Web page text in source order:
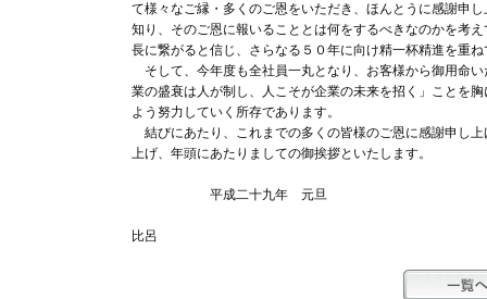
て様々なご縁・多くのご恩をいただき、ほんとうに感謝申
知り、そのご恩に報いることとは何をするべきなのかを考
長に繋がると信じ、さらなる５０年に向け精一杯精進を重
そして、今年度も全社員一丸となり、お客様から御用命
業の盛衰は人が制し、人こそが企業の未来を招く」ことを
よう努力していく所存であります。
結びにあたり、これまでの多くの皆様のご恩に感謝申し
上げ、年頭にあたりましての御挨拶といたします。
平成二十九年 元旦
比呂